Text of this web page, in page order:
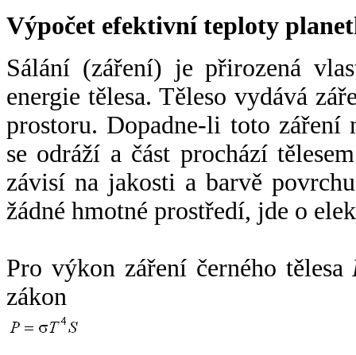
Výpočet efektivní teploty
Sálání (záření) je přirozená
energie tělesa. Těleso vydává
prostoru. Dopadne-li toto záření
se odráží a část prochází
závisí na jakosti a barvě
žádné hmotné prostředí, jde o
Pro výkon záření černého tělesa
zákon